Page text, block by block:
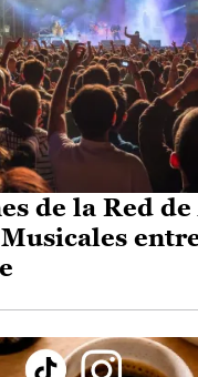
de la Red